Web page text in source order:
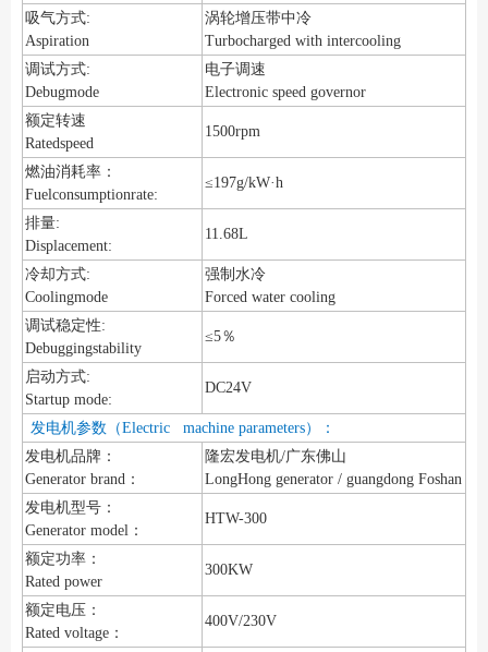
吸气方式:
Aspiration
涡轮增压带中冷
Turbocharged with intercooling
调试方式:
Debugmode
电子调速
Electronic speed governor
额定转速
Ratedspeed
1500rpm
燃油消耗率：
Fuelconsumptionrate:
≤197g/kW·h
排量:
Displacement:
11.68L
冷却方式:
Coolingmode
强制水冷
Forced water cooling
调试稳定性:
Debuggingstability
≤5％
启动方式:
Startup mode:
DC24V
发电机参数（Electric machine parameters）：
发电机品牌：
Generator brand：
隆宏发电机/广东佛山
LongHong generator / guangdong Foshan
发电机型号：
Generator model：
HTW-300
额定功率：
Rated power
300KW
额定电压：
Rated voltage：
400V/230V